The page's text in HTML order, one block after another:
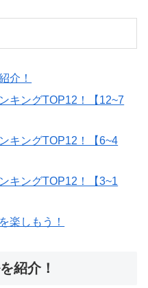
介！
キングTOP12！【12~7
キングTOP12！【6~4
キングTOP12！【3~1
楽しもう！
紹介！